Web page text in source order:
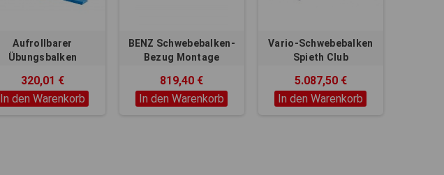
Aufrollbarer
Übungsbalken
320,01 €
In den Warenkorb
BENZ Schwebebalken-
Bezug Montage
819,40 €
In den Warenkorb
Vario-Schwebebalken
Spieth Club
5.087,50 €
In den Warenkorb